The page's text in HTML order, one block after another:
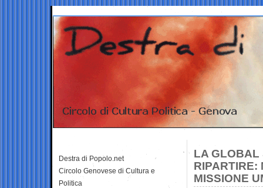
LA GLOBAL
RIPARTIRE:
MISSIONE
Destra di Popolo.net
Circolo Genovese di Cultura e
Politica